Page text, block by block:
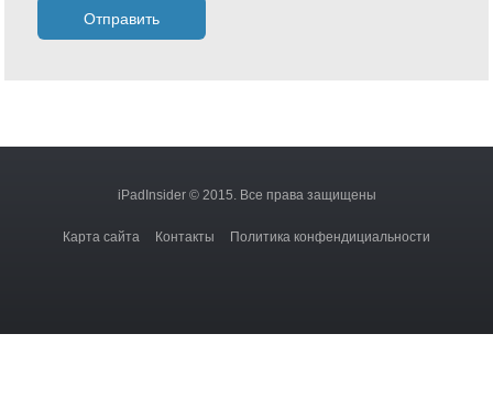
iPadInsider © 2015. Все права защищены
Карта сайта Контакты Политика конфендициальности